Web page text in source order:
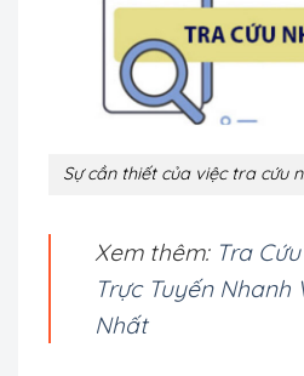
Sự cần thiết của việc tra cứu
Xem thêm: Tra
Trực Tuyến Nhanh
Nhất